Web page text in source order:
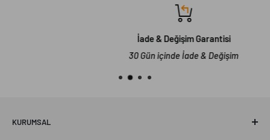
İade & Değişim Garantisi
30 Gün içinde İade & Değişim
KURUMSAL